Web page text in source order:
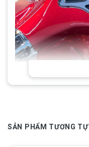
SẢN PHẨM TƯƠNG TỰ